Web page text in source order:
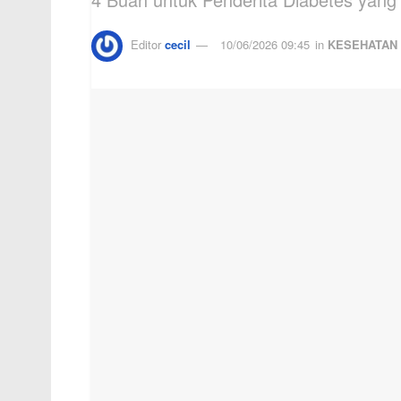
Editor cecil 10/06/2026 09:45 in KESEHATAN